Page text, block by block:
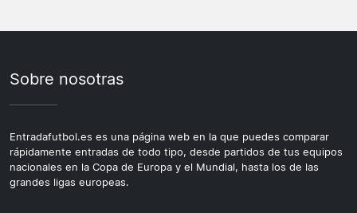
Sobre nosotras
Entradafutbol.es es una página web en la que puedes comparar
rápidamente entradas de todo tipo, desde partidos de tus equipos
nacionales en la Copa de Europa y el Mundial, hasta los de las
grandes ligas europeas.